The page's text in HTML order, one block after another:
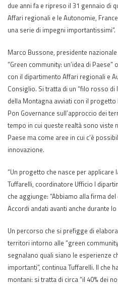
due anni fa e ripreso il 31 gennaio di
Affari regionali e le Autonomie,
una serie di impegni importantissimi“.
Marco Bussone, presidente
“Green community: un’idea di
con il dipartimento Affari regionali e
Consiglio. Si tratta di un “filo rosso
della Montagna avviati con il
Pon Governance sull’approccio dei
tempo in cui queste realtà sono viste
Paese ma come aree in cui c’è
innovazione.
“Un progetto che nasce per applicare
Tuffarelli, coordinatore Ufficio I
che aggiunge: “Abbiamo alla firma
Accordi andati avanti anche durante
Un percorso che si prefigge di
territori intorno alle “green
segnalano quali siano le esperienze
importanti”, continua Tuffarelli. Il che
montani: si tratta di circa “il 40% dei